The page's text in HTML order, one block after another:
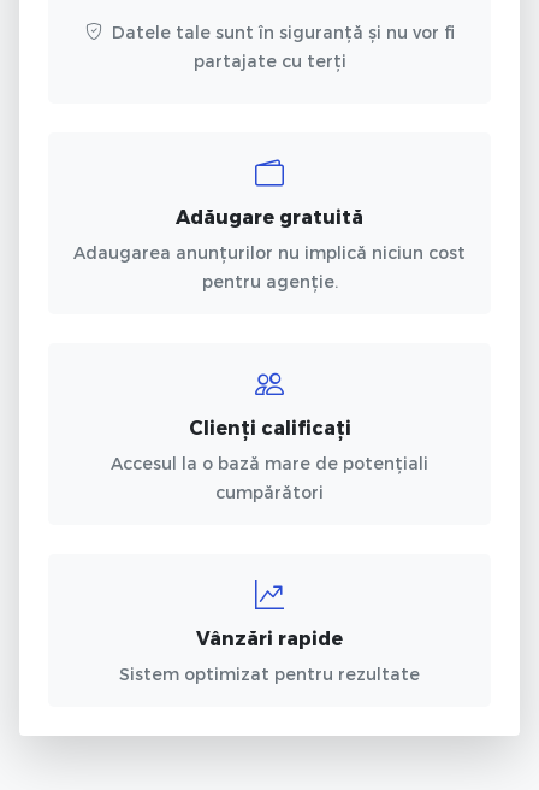
Datele tale sunt în siguranță și nu vor fi
partajate cu terți
Adăugare gratuită
Adaugarea anunțurilor nu implică niciun cost
pentru agenție.
Clienți calificați
Accesul la o bază mare de potențiali
cumpărători
Vânzări rapide
Sistem optimizat pentru rezultate